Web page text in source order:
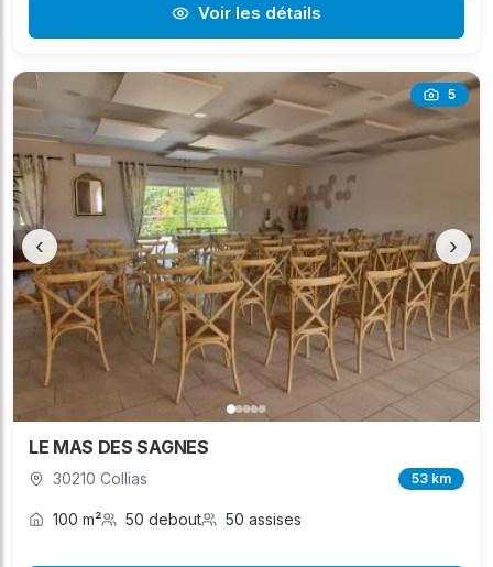
Voir les détails
5
‹ ›
LE MAS DES SAGNES
30210 Collias 53 km
100 m² 50 debout 50 assises